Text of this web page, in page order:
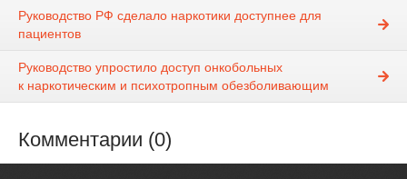
Руководство РФ сделало наркотики доступнее для
пациентов
Руководство упростило доступ онкобольных
к наркотическим и психотропным обезболивающим
Комментарии (0)